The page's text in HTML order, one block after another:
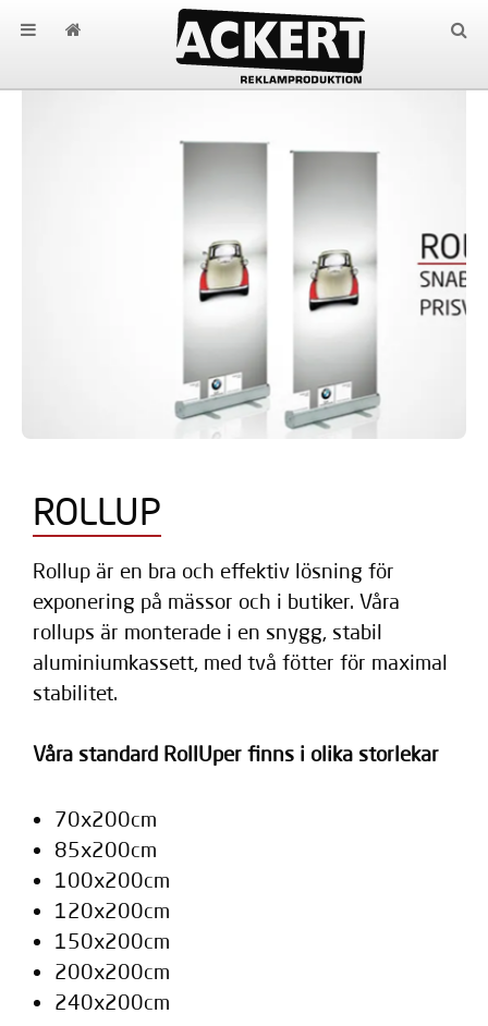
ROLLUP
Rollup är en bra och effektiv lösning för
exponering på mässor och i butiker. Våra
rollups är monterade i en snygg, stabil
aluminiumkassett, med två fötter för maximal
stabilitet.
Våra standard RollUper finns i olika storlekar
70x200cm
85x200cm
100x200cm
120x200cm
150x200cm
200x200cm
240x200cm